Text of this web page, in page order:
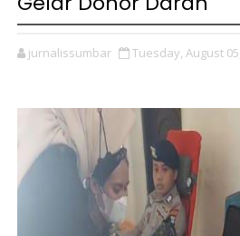
jurnalissumbar Tuesday, August